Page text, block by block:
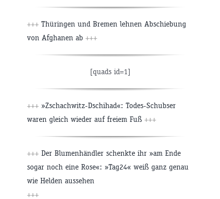
+++ Thüringen und Bremen lehnen Abschiebung
von Afghanen ab +++
[quads id=1]
+++ »Zschachwitz-Dschihad«: Todes-Schubser
waren gleich wieder auf freiem Fuß +++
+++ Der Blumenhändler schenkte ihr »am Ende
sogar noch eine Rose«: »Tag24« weiß ganz genau
wie Helden aussehen
+++